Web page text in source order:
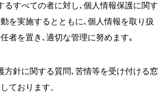
るすべての者に対し､個人情報保護に関す
を実施するとともに､個人情報を取り扱
者を置き､適切な管理に努めます｡
方針に関する質問､苦情等を受け付ける窓
ております。